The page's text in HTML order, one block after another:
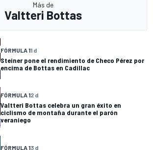
Más de
Valtteri Bottas
FÓRMULA 11 d
Steiner pone el rendimiento de Checo Pérez por
encima de Bottas en Cadillac
FÓRMULA 12 d
Valtteri Bottas celebra un gran éxito en
ciclismo de montaña durante el parón
veraniego
FÓRMULA 13 d